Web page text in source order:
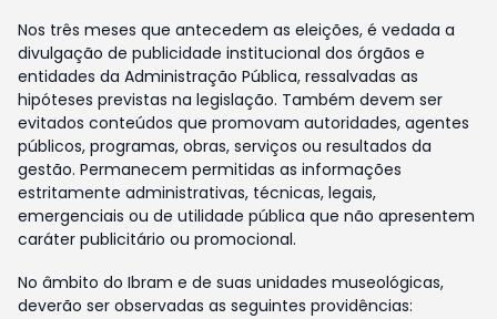
Nos três meses que antecedem as eleições, é vedada a
divulgação de publicidade institucional dos órgãos e
entidades da Administração Pública, ressalvadas as
hipóteses previstas na legislação. Também devem ser
evitados conteúdos que promovam autoridades, agentes
públicos, programas, obras, serviços ou resultados da
gestão. Permanecem permitidas as informações
estritamente administrativas, técnicas, legais,
emergenciais ou de utilidade pública que não apresentem
caráter publicitário ou promocional.
No âmbito do Ibram e de suas unidades museológicas,
deverão ser observadas as seguintes providências: